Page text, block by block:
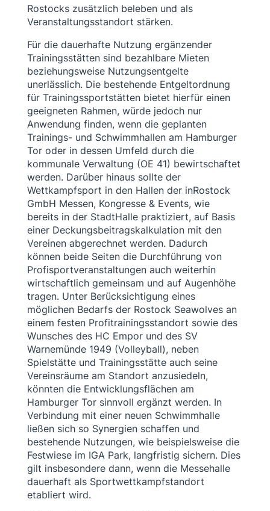
Rostocks zusätzlich beleben und als
Veranstaltungsstandort stärken.
Für die dauerhafte Nutzung ergänzender
Trainingsstätten sind bezahlbare Mieten
beziehungsweise Nutzungsentgelte
unerlässlich. Die bestehende Entgeltordnung
für Trainingssportstätten bietet hierfür einen
geeigneten Rahmen, würde jedoch nur
Anwendung finden, wenn die geplanten
Trainings- und Schwimmhallen am Hamburger
Tor oder in dessen Umfeld durch die
kommunale Verwaltung (OE 41) bewirtschaftet
werden. Darüber hinaus sollte der
Wettkampfsport in den Hallen der inRostock
GmbH Messen, Kongresse & Events, wie
bereits in der StadtHalle praktiziert, auf Basis
einer Deckungsbeitragskalkulation mit den
Vereinen abgerechnet werden. Dadurch
können beide Seiten die Durchführung von
Profisportveranstaltungen auch weiterhin
wirtschaftlich gemeinsam und auf Augenhöhe
tragen. Unter Berücksichtigung eines
möglichen Bedarfs der Rostock Seawolves an
einem festen Profitrainingsstandort sowie des
Wunsches des HC Empor und des SV
Warnemünde 1949 (Volleyball), neben
Spielstätte und Trainingsstätte auch seine
Vereinsräume am Standort anzusiedeln,
könnten die Entwicklungsflächen am
Hamburger Tor sinnvoll ergänzt werden. In
Verbindung mit einer neuen Schwimmhalle
ließen sich so Synergien schaffen und
bestehende Nutzungen, wie beispielsweise die
Festwiese im IGA Park, langfristig sichern. Dies
gilt insbesondere dann, wenn die Messehalle
dauerhaft als Sportwettkampfstandort
etabliert wird.